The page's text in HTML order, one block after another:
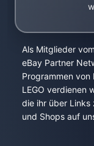
Als Mitglieder
eBay Partner
Programmen von
LEGO verdienen
die ihr über Links
und Shops auf